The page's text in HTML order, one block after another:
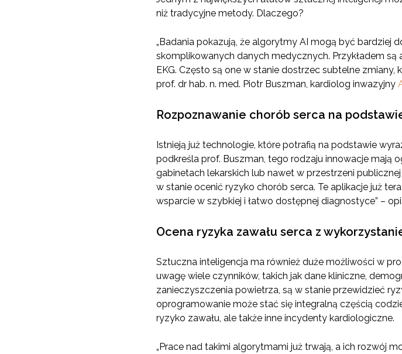
niż tradycyjne metody. Dlaczego?
„Badania pokazują, że algorytmy AI mogą być bardziej
skomplikowanych danych medycznych. Przykładem
EKG. Często są one w stanie dostrzec subtelne
prof. dr hab. n. med. Piotr Buszman, kardiolog inwazyjny
Rozpoznawanie chorób serca na
Istnieją już technologie, które potrafią na podstawie
podkreśla prof. Buszman, tego rodzaju innowacje mają
gabinetach lekarskich lub nawet w przestrzeni
w stanie ocenić ryzyko chorób serca. Te aplikacje już
wsparcie w szybkiej i łatwo dostępnej diagnostyce” –
Ocena ryzyka zawału serca z
Sztuczna inteligencja ma również duże możliwości w
uwagę wiele czynników, takich jak dane kliniczne,
zanieczyszczenia powietrza, są w stanie przewidzieć
oprogramowanie może stać się integralną częścią
ryzyko zawału, ale także inne incydenty kardiologiczne.
„Prace nad takimi algorytmami już trwają, a ich rozwój